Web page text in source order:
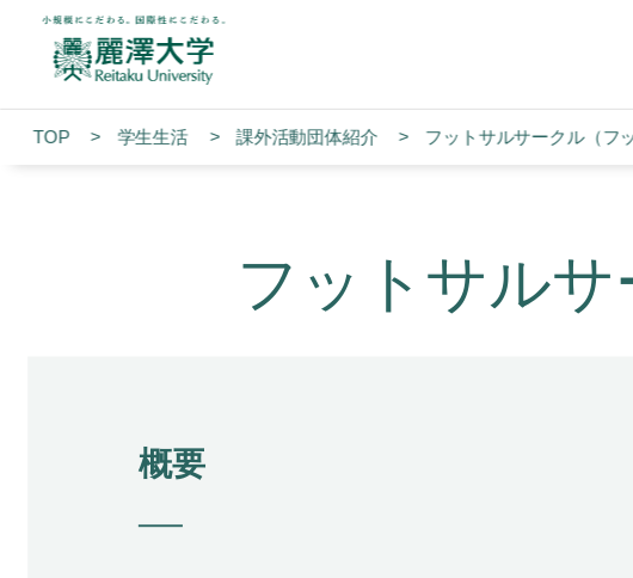
TOP 学生生活 課外活動団体紹介 フットサルサークル（フ
フットサルサ
概要